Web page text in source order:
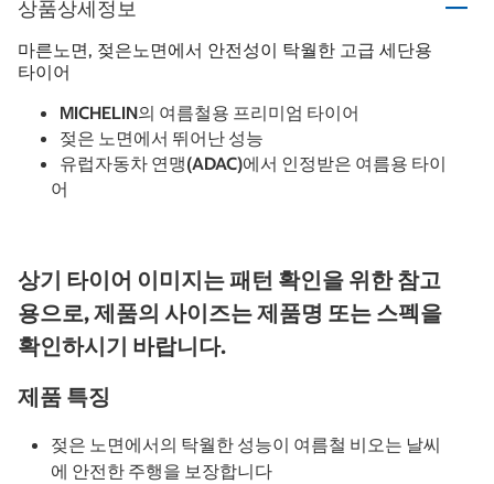
상품상세정보
마른노면, 젖은노면에서 안전성이 탁월한 고급 세단용
타이어
MICHELIN의 여름철용 프리미엄 타이어
젖은 노면에서 뛰어난 성능
유럽자동차 연맹(ADAC)에서 인정받은 여름용 타이
어
상기 타이어 이미지는 패턴 확인을 위한 참고
용으로, 제품의 사이즈는 제품명 또는 스펙을
확인하시기 바랍니다.
제품 특징
젖은 노면에서의 탁월한 성능이 여름철 비오는 날씨
에 안전한 주행을 보장합니다